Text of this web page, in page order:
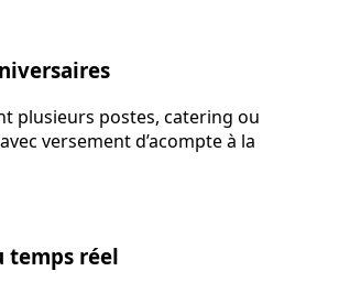
plusieurs postes, catering ou
versement d’acompte à la
temps réel